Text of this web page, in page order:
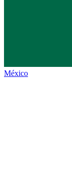
México